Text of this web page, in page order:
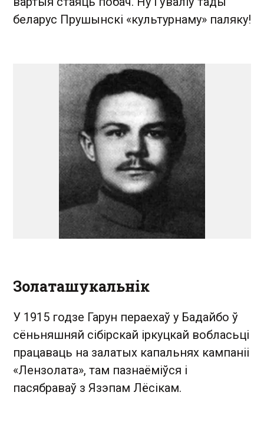
беларус Прушынскі «культурнаму» паляку!
Золаташукальнік
У 1915 годзе Гарун пераехаў у Бадайбо ў
сёньняшняй сібірскай іркуцкай вобласьці
працаваць на залатых капальнях кампаніі
«Лензолата», там пазнаёміўся і
пасябраваў з Язэпам Лёсікам.